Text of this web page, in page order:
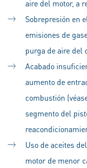
aire del motor, a
Sobrepresión en
emisiones de
purga de aire del
Acabado
aumento de
combustión
segmento del
Uso de aceites
motor de menor